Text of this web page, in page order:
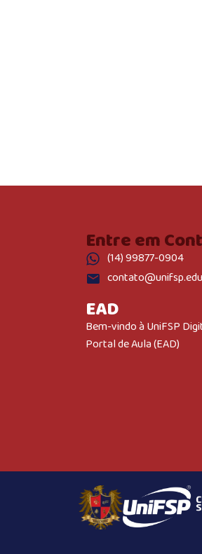
Entre em
(14) 99877-0904
EAD
Bem-vindo à UniFSP
Portal de Aula (EAD)